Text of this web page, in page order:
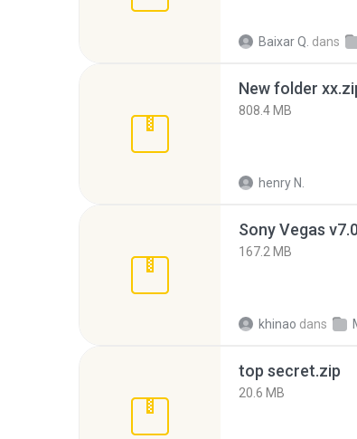
Baixar Q. dans
New folder
808.4 MB
henry N.
Sony Vegas
167.2 MB
khinao dans
top secret.zip
20.6 MB